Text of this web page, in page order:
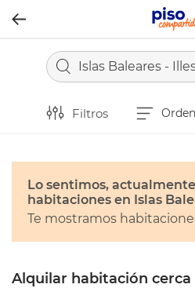
Filtros
Lo sentimos,
habitaciones en Islas
Te mostramos
Alquilar habitación cerca